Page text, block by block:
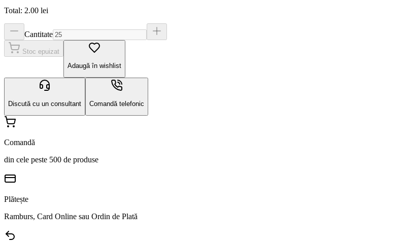
Total: 2.00 lei
Cantitate
Stoc epuizat
Adaugă în wishlist
Discută cu un consultant Comandă telefonic
Comandă
din cele peste 500 de produse
Plătește
Ramburs, Card Online sau Ordin de Plată